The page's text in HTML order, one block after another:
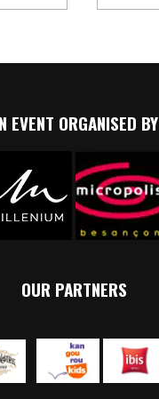
EVENT ORGANISED BY
OUR PARTNERS